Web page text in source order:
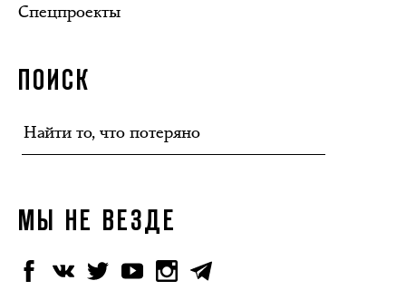
Спецпроекты
ПОИСК
МЫ НЕ ВЕЗДЕ